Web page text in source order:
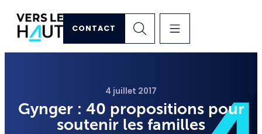
CONTACT
4 juillet 2017
Gynger : 40 propositions pour
soutenir les familles